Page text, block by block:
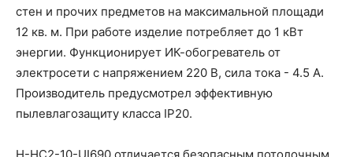
стен и прочих предметов на максимальной площади
12 кв. м. При работе изделие потребляет до 1 кВт
энергии. Функционирует ИК-обогреватель от
электросети с напряжением 220 В, сила тока - 4.5 А.
Производитель предусмотрел эффективную
пылевлагозащиту класса IP20.
H-HC2-10-UI690 отличается безопасным потолочным